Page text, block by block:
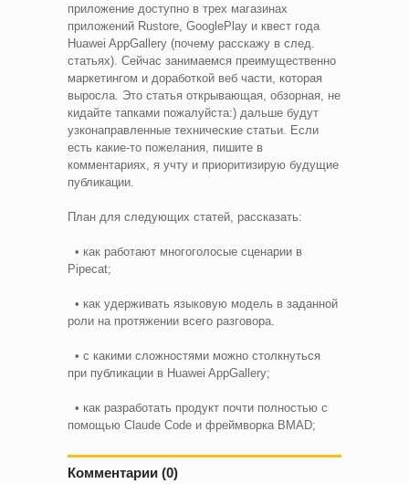
приложение доступно в трех магазинах
приложений Rustore, GooglePlay и квест года
Huawei AppGallery (почему расскажу в след.
статьях). Сейчас занимаемся преимущественно
маркетингом и доработкой веб части, которая
выросла. Это статья открывающая, обзорная, не
кидайте тапками пожалуйста:) дальше будут
узконаправленные технические статьи. Если
есть какие-то пожелания, пишите в
комментариях, я учту и приоритизирую будущие
публикации.
План для следующих статей, рассказать:
• как работают многоголосые сценарии в
Pipecat;
• как удерживать языковую модель в заданной
роли на протяжении всего разговора.
• с какими сложностями можно столкнуться
при публикации в Huawei AppGallery;
• как разработать продукт почти полностью с
помощью Claude Code и фреймворка BMAD;
Комментарии (0)